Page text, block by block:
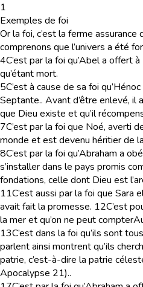
1
Exemples de foi
Or la foi, c’est la ferme
comprenons que l’univers a été
4C’est par la foi qu’Abel a offert
qu’étant mort.
5C’est à cause de sa foi
Septante.. Avant d’être enlevé, il
que Dieu existe et qu’il
7C’est par la foi que Noé, averti
monde et est devenu héritier de
8C’est par la foi qu’Abraham a
s’installer dans le pays promis
fondations, celle dont Dieu est
11C’est aussi par la foi que Sara
avait fait la promesse. 12C’est
la mer et qu’on ne peut compter
13C’est dans la foi qu’ils sont
parlent ainsi montrent qu’ils
patrie, c’est-à-dire la patrie
Apocalypse 21)..